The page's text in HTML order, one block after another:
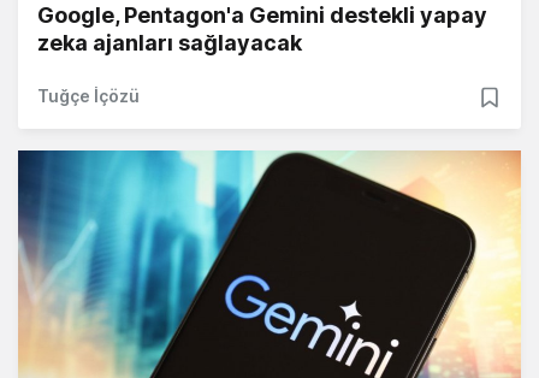
Google, Pentagon'a Gemini destekli yapay
zeka ajanları sağlayacak
Tuğçe İçözü